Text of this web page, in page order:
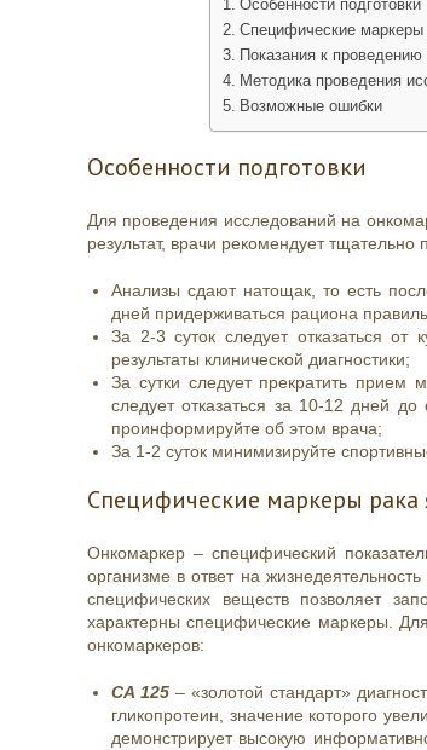
Особенности подготовки
Специфические маркеры
Показания к
Методика проведения
Возможные ошибки
Особенности подготовки
Для проведения исследований на
результат, врачи рекомендует тщательно
Анализы сдают натощак, то есть
дней придерживаться рациона
За 2-3 суток следует отказаться от
результаты клинической диагностики;
За сутки следует прекратить прием
следует отказаться за 10-12 дней
проинформируйте об этом врача;
За 1-2 суток минимизируйте
Специфические маркеры рака
Онкомаркер – специфический
организме в ответ на
специфических веществ позволяет
характерны специфические маркеры.
онкомаркеров:
CA 125 – «золотой стандарт»
гликопротеин, значение которого
демонстрирует высокую